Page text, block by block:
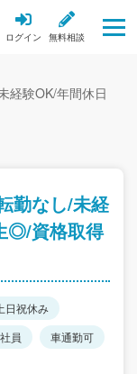
ログイン 無料相談
経験OK/年間休日
勤なし/未経
◎/資格取得
日祝休み
員
車通勤可